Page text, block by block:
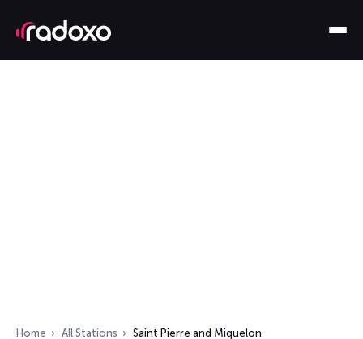
Home All Stations Saint Pierre and Miquelon